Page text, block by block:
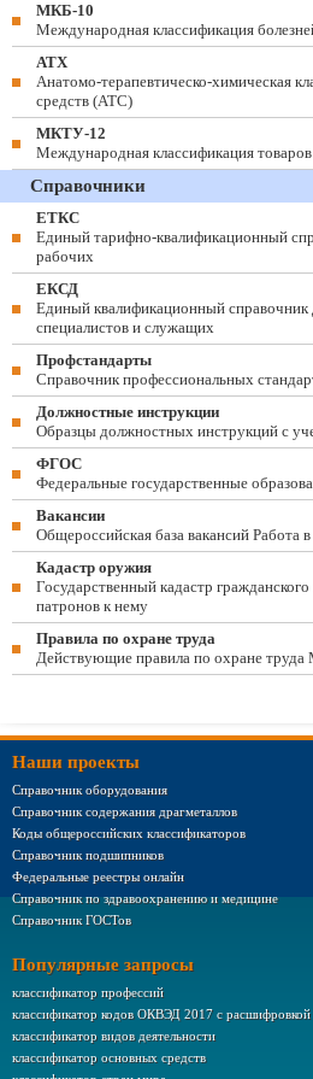
МКБ-10
Международная классификация
АТХ
Анатомо-терапевтическо-химическая
средств (ATC)
МКТУ-12
Международная классификация
Справочники
ЕТКС
Единый тарифно-квалификационный
рабочих
ЕКСД
Единый квалификационный справочник
специалистов и служащих
Профстандарты
Справочник профессиональных
Должностные инструкции
Образцы должностных инструкций с
ФГОС
Федеральные государственные
Вакансии
Общероссийская база вакансий Работа
Кадастр оружия
Государственный кадастр
патронов к нему
Правила по охране труда
Действующие правила по охране
Наши проекты
Справочник оборудования
Справочник содержания драгметаллов
Коды общероссийских классификаторов
Справочник подшипников
Федеральные реестры онлайн
Справочник по здравоохранению и медицине
Справочник ГОСТов
Популярные запросы
классификатор профессий
классификатор кодов ОКВЭД 2017 с расшифровкой
классификатор видов деятельности
классификатор основных средств